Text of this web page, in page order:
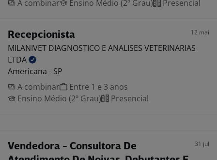
A combinar
Ensino Médio (2º Grau) Presencial
Recepcionista 12 mai
MILANIVET DIAGNOSTICO E ANALISES VETERINARIAS
LTDA
Americana - SP
A combinar
Entre 1 e 3 anos
Ensino Médio (2º Grau)
Presencial
Vendedora - Consultora De
31 jul